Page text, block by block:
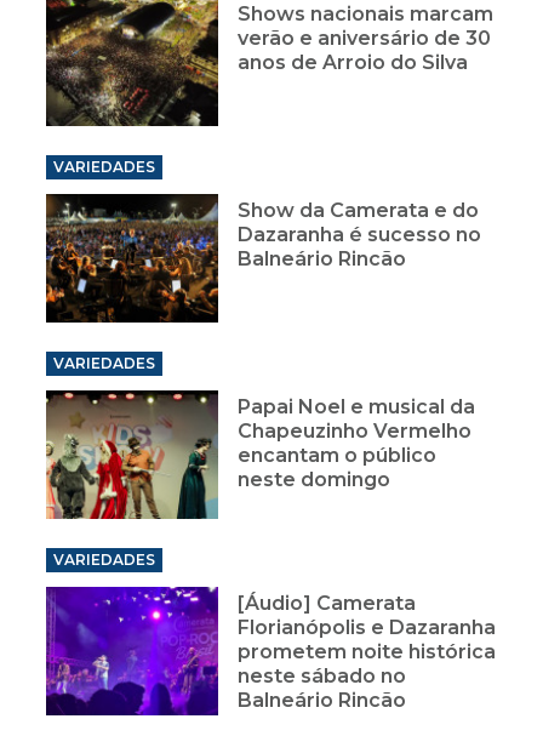
Shows nacionais marcam
verão e aniversário de 30
anos de Arroio do Silva
VARIEDADES
Show da Camerata e do
Dazaranha é sucesso no
Balneário Rincão
VARIEDADES
Papai Noel e musical da
Chapeuzinho Vermelho
encantam o público
neste domingo
VARIEDADES
[Áudio] Camerata
Florianópolis e Dazaranha
prometem noite histórica
neste sábado no
Balneário Rincão